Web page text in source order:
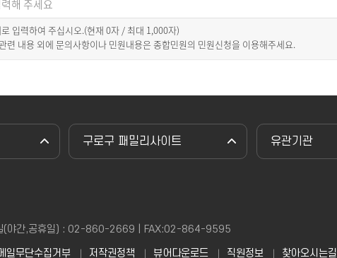
입력하여 주십시오.(현재0자 / 최대 1,000자)
련 내용 외에 문의사항이나 민원내용은 종합민원의 민원신청을 이용해주세요.
구로구 패밀리사이트 유관기관
(야간,공휴일) : 02-860-2669 | FAX:02-864-9595
일무단수집거부 저작권정책 뷰어다운로드 직원정보 찾아오시는길